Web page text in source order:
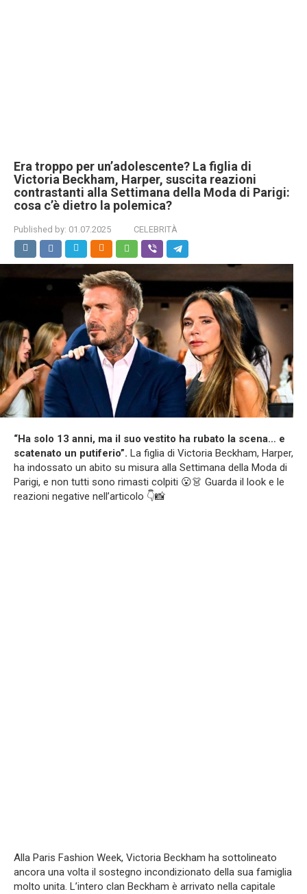
Era troppo per un’adolescente? La figlia di
Victoria Beckham, Harper, suscita reazioni
contrastanti alla Settimana della Moda di Parigi:
cosa c’è dietro la polemica?
Published by: 01.07.2025 CELEBRITÀ
“Ha solo 13 anni, ma il suo vestito ha rubato la scena… e
scatenato un putiferio”. La figlia di Victoria Beckham, Harper,
ha indossato un abito su misura alla Settimana della Moda di
Parigi, e non tutti sono rimasti colpiti 😮👗 Guarda il look e le
reazioni negative nell’articolo 👇📸
Alla Paris Fashion Week, Victoria Beckham ha sottolineato
ancora una volta il sostegno incondizionato della sua famiglia
molto unita. L’intero clan Beckham è arrivato nella capitale